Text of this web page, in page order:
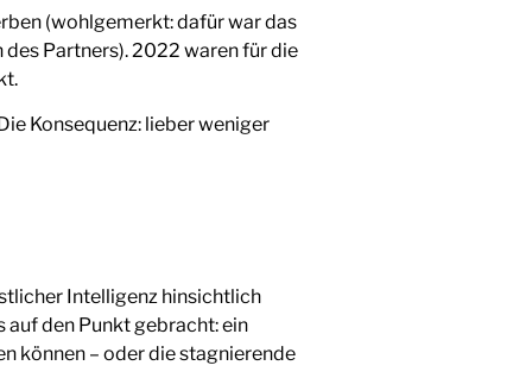
(wohlgemerkt: dafür war das
Partners). 2022 waren für die
Konsequenz: lieber weniger
Intelligenz hinsichtlich
den Punkt gebracht: ein
können – oder die stagnierende